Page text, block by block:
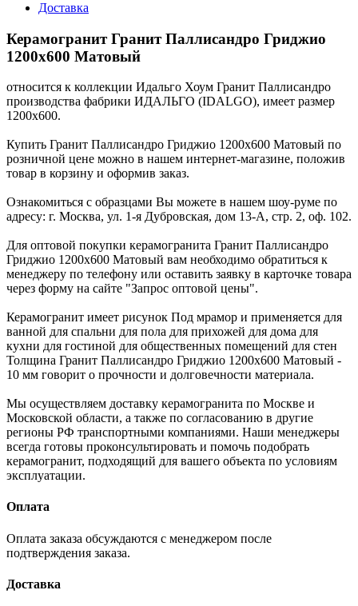
Доставка
Керамогранит Гранит Паллисандро Гриджио
1200x600 Матовый
относится к коллекции Идальго Хоум Гранит Паллисандро
производства фабрики ИДАЛЬГО (IDALGO), имеет размер
1200x600.
Купить Гранит Паллисандро Гриджио 1200x600 Матовый по
розничной цене можно в нашем интернет-магазине, положив
товар в корзину и оформив заказ.
Ознакомиться с образцами Вы можете в нашем шоу-руме по
адресу: г. Москва, ул. 1-я Дубровская, дом 13-А, стр. 2, оф. 102.
Для оптовой покупки керамогранита Гранит Паллисандро
Гриджио 1200x600 Матовый вам необходимо обратиться к
менеджеру по телефону или оставить заявку в карточке товара
через форму на сайте "Запрос оптовой цены".
Керамогранит имеет рисунок Под мрамор и применяется для
ванной для спальни для пола для прихожей для дома для
кухни для гостиной для общественных помещений для стен
Толщина Гранит Паллисандро Гриджио 1200x600 Матовый -
10 мм говорит о прочности и долговечности материала.
Мы осуществляем доставку керамогранита по Москве и
Московской области, а также по согласованию в другие
регионы РФ транспортными компаниями. Наши менеджеры
всегда готовы проконсультировать и помочь подобрать
керамогранит, подходящий для вашего объекта по условиям
эксплуатации.
Оплата
Оплата заказа обсуждаются с менеджером после
подтверждения заказа.
Доставка